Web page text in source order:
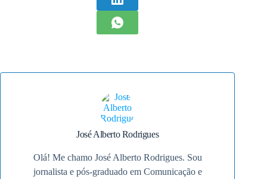
José Alberto Rodrigues
Olá! Me chamo José Alberto Rodrigues. Sou
jornalista e pós-graduado em Comunicação e